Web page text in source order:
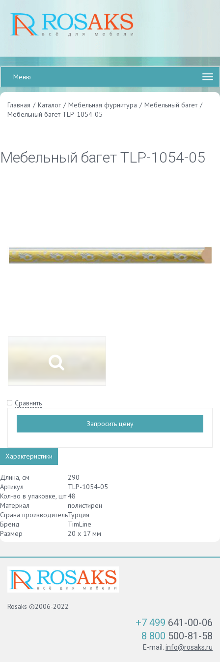
Меню
Главная / Каталог / Мебельная фурнитура / Мебельный багет /
Мебельный багет TLP-1054-05
Мебельный багет TLP-1054-05
Сравнить
Запросить цену
Характеристики
Длина, см
290
Артикул
TLP-1054-05
Кол-во в упаковке, шт48
Материал
полистирен
Страна производительТурция
Бренд
TimLine
Размер
20 х 17 мм
Rosaks ©2006-2022
+7 499 641-00-06
8 800 500-81-58
E-mail: info@rosaks.ru